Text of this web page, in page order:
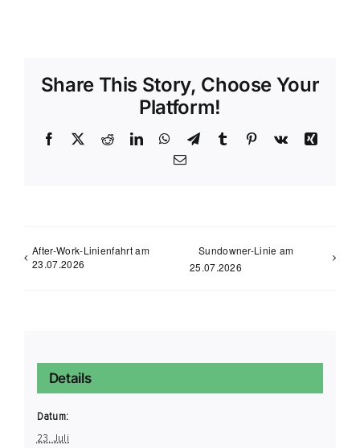
Share This Story, Choose Your
Platform!
Facebook RedditLinkedInWhatsApp
TelegramTumblr Pinterest
Vk
Xing
E-
After-Work-Linienfahrt am
23.07.2026
Sundowner-Linie am
25.07.2026
Details
Datum:
23. Juli